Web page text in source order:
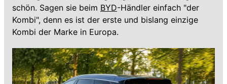
schön. Sagen sie beim BYD-Händler einfach "der
Kombi", denn es ist der erste und bislang einzige
Kombi der Marke in Europa.